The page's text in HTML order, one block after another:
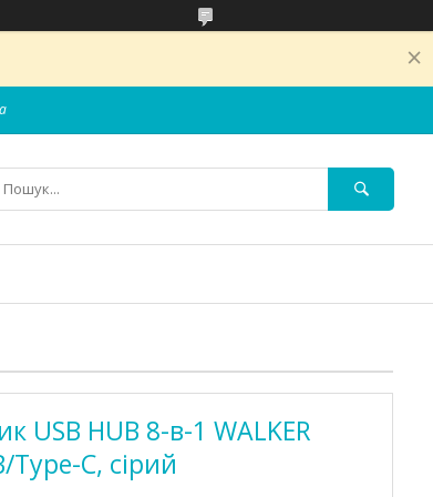
USB HUB 8-в-1 WALKER
C, сірий